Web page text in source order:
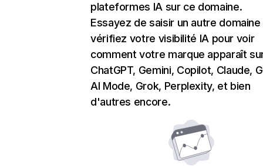
plateformes IA sur ce domaine.
Essayez de saisir un autre domaine
vérifiez votre visibilité IA pour voir
comment votre marque apparaît
ChatGPT, Gemini, Copilot, Claude,
AI Mode, Grok, Perplexity, et bien
d'autres encore.